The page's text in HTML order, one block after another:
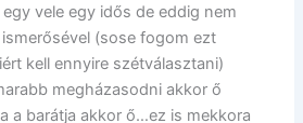
vele egy idős de eddig nem
(sose fogom ezt
kell ennyire szétválasztani)
megházasodni akkor ő
a barátja akkor ő…ez is mekkora